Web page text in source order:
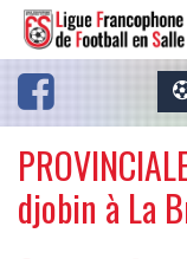
djobin à La